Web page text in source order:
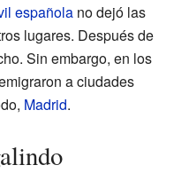
española no dejó las
lugares. Después de
Sin embargo, en los
a ciudades
Madrid.